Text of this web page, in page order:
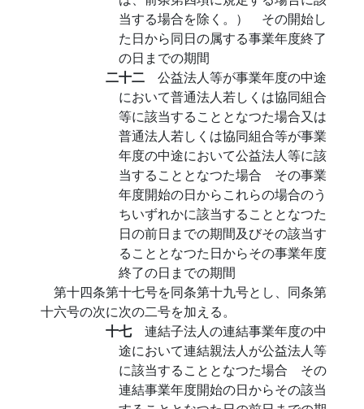
当する場合を除く。） その開始し
た日から同日の属する事業年度終了
の日までの期間
二十二 公益法人等が事業年度の中途
において普通法人若しくは協同組合
等に該当することとなつた場合又は
普通法人若しくは協同組合等が事業
年度の中途において公益法人等に該
当することとなつた場合 その事業
年度開始の日からこれらの場合のう
ちいずれかに該当することとなつた
日の前日までの期間及びその該当す
ることとなつた日からその事業年度
終了の日までの期間
第十四条第十七号を同条第十九号とし、同条第
十六号の次に次の二号を加える。
十七 連結子法人の連結事業年度の中
途において連結親法人が公益法人等
に該当することとなつた場合 その
連結事業年度開始の日からその該当